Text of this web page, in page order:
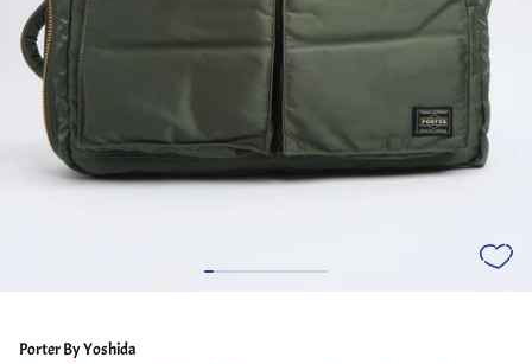
Porter By Yoshida